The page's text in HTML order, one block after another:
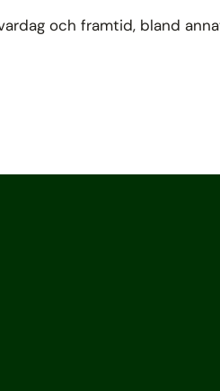
och framtid, bland